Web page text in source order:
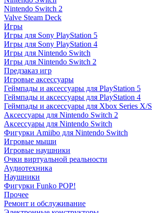
Nintendo Switch 2
Valve Steam Deck
Игры
Игры для Sony PlayStation 5
Игры для Sony PlayStation 4
Игры для Nintendo Switch
Игры для Nintendo Switch 2
Предзаказ игр
Игровые аксессуары
Геймпады и аксессуары для PlayStation 5
Геймпады и аксессуары для PlayStation 4
Геймпады и аксессуары для Xbox Series X/S
Аксессуары для Nintendo Switch 2
Аксессуары для Nintendo Switch
Фигурки Amiibo для Nintendo Switch
Игровые мыши
Игровые наушники
Очки виртуальной реальности
Аудиотехника
Наушники
Фигурки Funko POP!
Прочее
Ремонт и обслуживание